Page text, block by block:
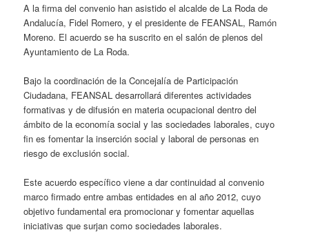
A la firma del convenio han asistido el alcalde de La Roda de
Andalucía, Fidel Romero, y el presidente de FEANSAL, Ramón
Moreno. El acuerdo se ha suscrito en el salón de plenos del
Ayuntamiento de La Roda.
Bajo la coordinación de la Concejalía de Participación
Ciudadana, FEANSAL desarrollará diferentes actividades
formativas y de difusión en materia ocupacional dentro del
ámbito de la economía social y las sociedades laborales, cuyo
fin es fomentar la inserción social y laboral de personas en
riesgo de exclusión social.
Este acuerdo específico viene a dar continuidad al convenio
marco firmado entre ambas entidades en al año 2012, cuyo
objetivo fundamental era promocionar y fomentar aquellas
iniciativas que surjan como sociedades laborales.